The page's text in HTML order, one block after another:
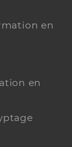
en
en